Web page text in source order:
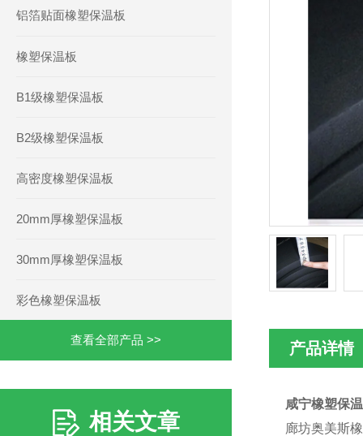
铝箔贴面橡塑保温板
橡塑保温板
B1级橡塑保温板
B2级橡塑保温板
高密度橡塑保温板
20mm厚橡塑保温板
30mm厚橡塑保温板
彩色橡塑保温板
查看全部产品 >>
相关文章
产品详情
咸宁橡塑保
廊坊奥美斯